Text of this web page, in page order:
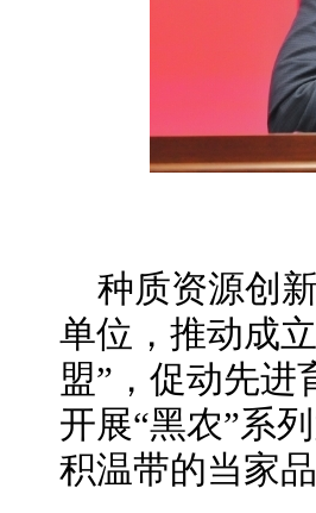
种质资源创
单位，推动成
盟”，促动先进
开展“黑农”系
积温带的当家品